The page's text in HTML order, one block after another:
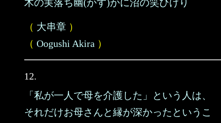
木の実落ち幽(かす)かに沼の笑ひけり
（ 大串章 ）
（ Oogushi Akira ）
12.
「私が一人で母を介護した」という人は、
それだけお母さんと縁が深かったというこ